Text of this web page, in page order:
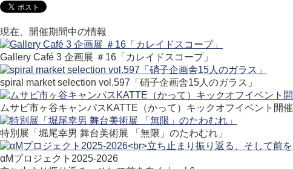
現在、開催期間中の情報
Gallery Café 3 企画展 ＃16「カレイドスコープ」
spiral market selection vol.597「硝子企画舎15人のガラス」
ムサビ市ヶ谷キャンパスKATTE（かって）キックオフイベント開催
特別展「堀尾幸男 舞台美術展 「無限」のたわむれ」
αMプロジェクト2025-2026